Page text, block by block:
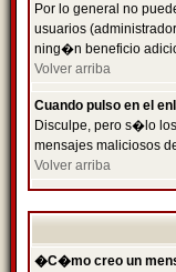
Por lo general no
usuarios
ning�n beneficio
Volver arriba
Cuando pulso en el
Disculpe, pero s�lo
mensajes maliciosos
Volver arriba
�C�mo creo un